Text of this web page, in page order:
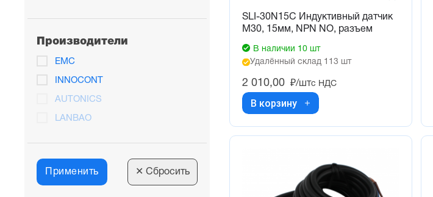
Производители
EMC
INNOCONT
AUTONICS
LANBAO
Применить ✕ Сбросить
SLI-30N15C Индуктивный датчик
М30, 15мм, NPN NO, разъем
В наличии 10 шт
Удалённый склад 113 шт
2 010,00 ₽/штс НДС
В корзину